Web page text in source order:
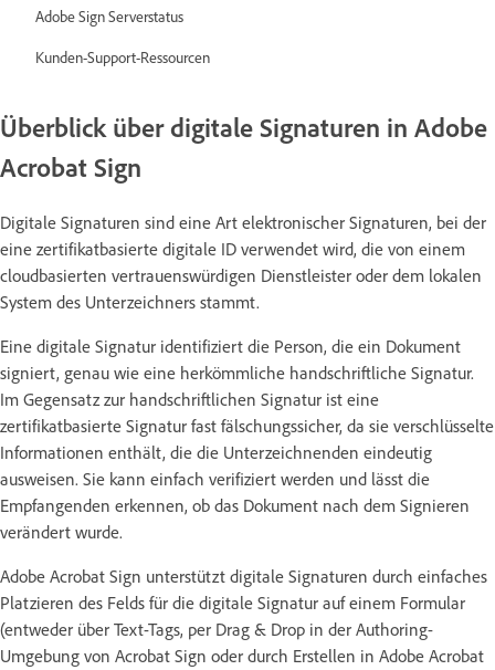
Adobe Sign Serverstatus
Kunden-Support-Ressourcen
Überblick über digitale Signaturen in Adobe
Acrobat Sign
Digitale Signaturen sind eine Art elektronischer Signaturen, bei der
eine zertifikatbasierte digitale ID verwendet wird, die von einem
cloudbasierten vertrauenswürdigen Dienstleister oder dem lokalen
System des Unterzeichners stammt.
Eine digitale Signatur identifiziert die Person, die ein Dokument
signiert, genau wie eine herkömmliche handschriftliche Signatur.
Im Gegensatz zur handschriftlichen Signatur ist eine
zertifikatbasierte Signatur fast fälschungssicher, da sie verschlüsselte
Informationen enthält, die die Unterzeichnenden eindeutig
ausweisen. Sie kann einfach verifiziert werden und lässt die
Empfangenden erkennen, ob das Dokument nach dem Signieren
verändert wurde.
Adobe Acrobat Sign unterstützt digitale Signaturen durch einfaches
Platzieren des Felds für die digitale Signatur auf einem Formular
(entweder über Text-Tags, per Drag & Drop in der Authoring-
Umgebung von Acrobat Sign oder durch Erstellen in Adobe Acrobat